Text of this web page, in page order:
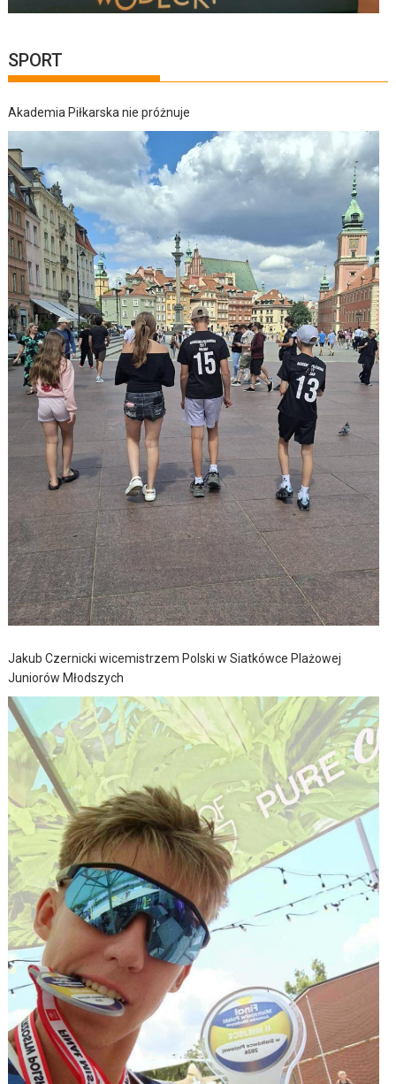
SPORT
Akademia Piłkarska nie próżnuje
Jakub Czernicki wicemistrzem Polski w Siatkówce Plażowej
Juniorów Młodszych